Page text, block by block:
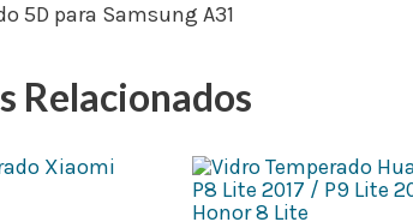
5D para Samsung A31
Relacionados